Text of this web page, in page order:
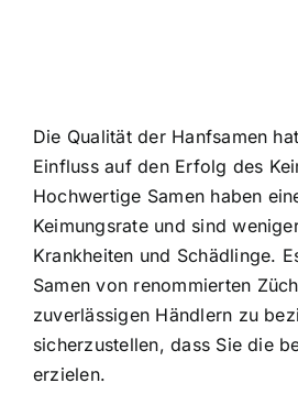
Die Qualität der Hanfsamen
Einfluss auf den Erfolg des
Hochwertige Samen haben
Keimungsrate und sind
Krankheiten und Schädlinge.
Samen von renommierten
zuverlässigen Händlern zu
sicherzustellen, dass Sie die
erzielen.